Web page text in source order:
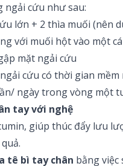
ngải cứu như sau:
lớn + 2 thìa muối (nên
với muối hột vào một
mặt ngải cứu
cứu có thời gian
ngày trong vòng một
tay với nghệ
giúp thúc đẩy lưu
tê bì tay chân bằng